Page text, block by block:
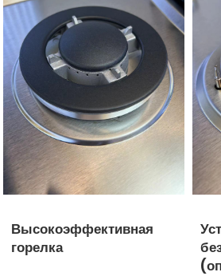
Высокоэффективная
горелка